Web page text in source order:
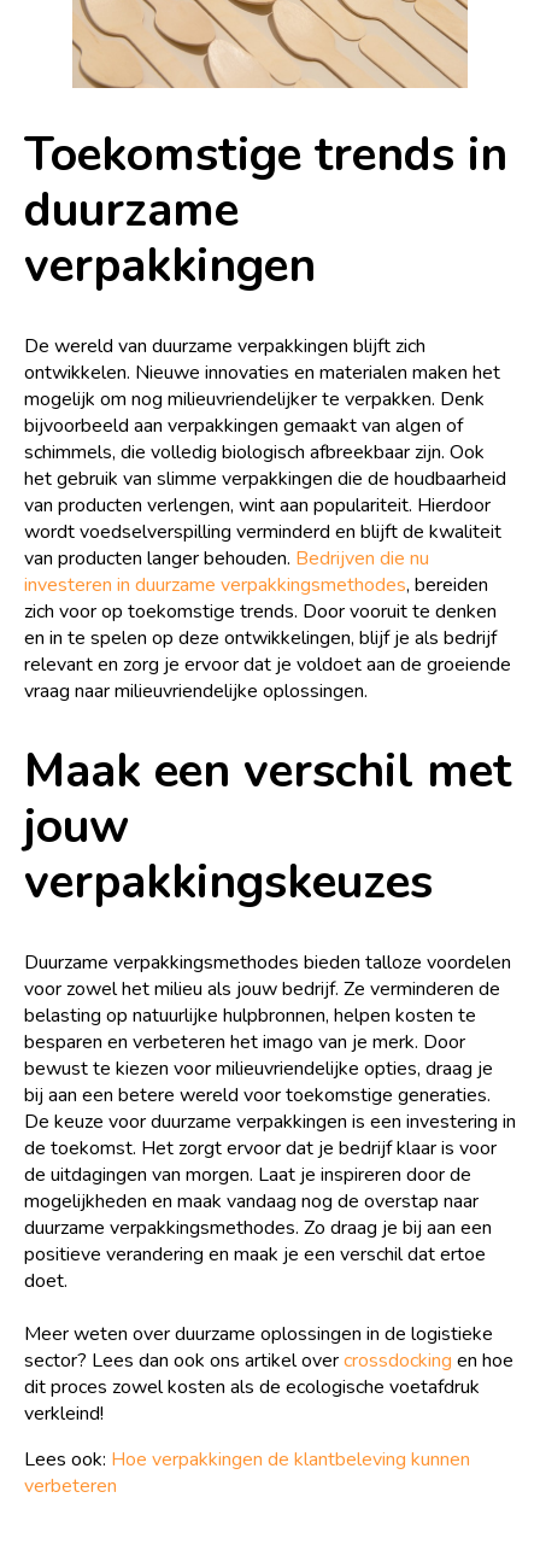
Toekomstige trends in
duurzame
verpakkingen
De wereld van duurzame verpakkingen blijft zich
ontwikkelen. Nieuwe innovaties en materialen maken het
mogelijk om nog milieuvriendelijker te verpakken. Denk
bijvoorbeeld aan verpakkingen gemaakt van algen of
schimmels, die volledig biologisch afbreekbaar zijn. Ook
het gebruik van slimme verpakkingen die de houdbaarheid
van producten verlengen, wint aan populariteit. Hierdoor
wordt voedselverspilling verminderd en blijft de kwaliteit
van producten langer behouden. Bedrijven die nu
investeren in duurzame verpakkingsmethodes, bereiden
zich voor op toekomstige trends. Door vooruit te denken
en in te spelen op deze ontwikkelingen, blijf je als bedrijf
relevant en zorg je ervoor dat je voldoet aan de groeiende
vraag naar milieuvriendelijke oplossingen.
Maak een verschil met
jouw
verpakkingskeuzes
Duurzame verpakkingsmethodes bieden talloze voordelen
voor zowel het milieu als jouw bedrijf. Ze verminderen de
belasting op natuurlijke hulpbronnen, helpen kosten te
besparen en verbeteren het imago van je merk. Door
bewust te kiezen voor milieuvriendelijke opties, draag je
bij aan een betere wereld voor toekomstige generaties.
De keuze voor duurzame verpakkingen is een investering in
de toekomst. Het zorgt ervoor dat je bedrijf klaar is voor
de uitdagingen van morgen. Laat je inspireren door de
mogelijkheden en maak vandaag nog de overstap naar
duurzame verpakkingsmethodes. Zo draag je bij aan een
positieve verandering en maak je een verschil dat ertoe
doet.
Meer weten over duurzame oplossingen in de logistieke
sector? Lees dan ook ons artikel overcrossdocking en hoe
dit proces zowel kosten als de ecologische voetafdruk
verkleind!
Lees ook: Hoe verpakkingen de klantbeleving kunnen
verbeteren